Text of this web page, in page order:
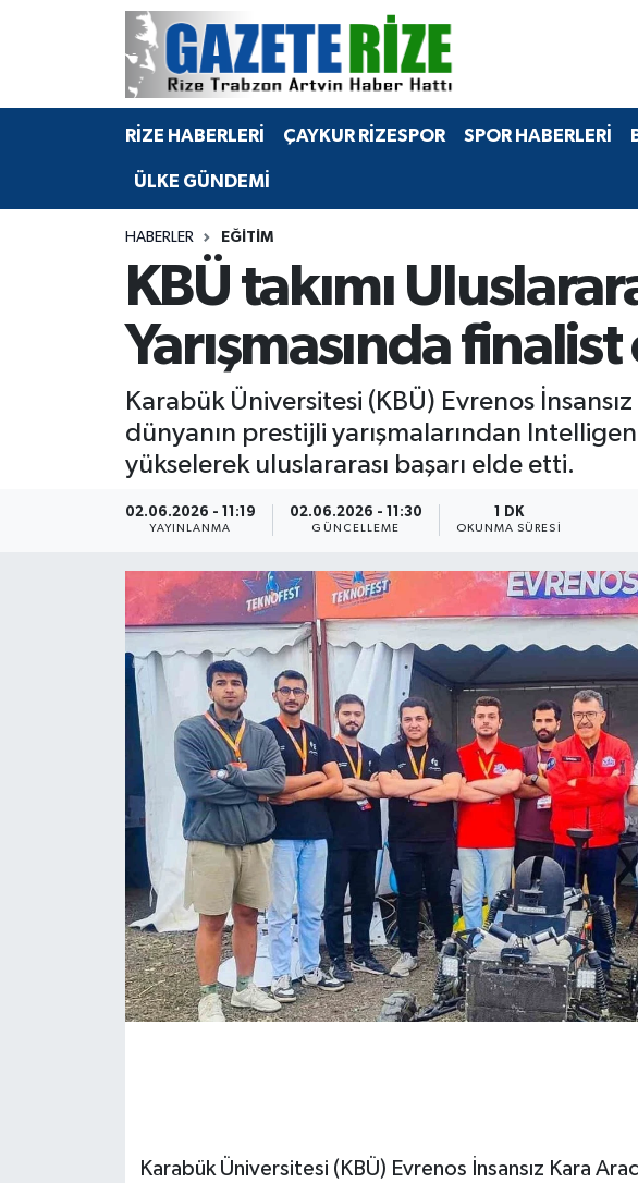
RİZE HABERLERİ ÇAYKUR RİZESPOR SPOR HABERLERİ
ÜLKE GÜNDEMİ
HABERLER EĞİTİM
KBÜ takımı
Yarışmasında
Karabük Üniversitesi (KBÜ) Evrenos
dünyanın prestijli yarışmalarından
yükselerek uluslararası başarı elde etti.
02.06.2026 - 11:19
YAYINLANMA
02.06.2026 - 11:30
GÜNCELLEME
1 DK
OKUNMA SÜRESI
Karabük Üniversitesi (KBÜ) Evrenos İnsansız Kara
BÖLGEMİZ
Bilim Teknoloji
Advertising news
Canlı Maç
Dış Haberler
EKONOMİ
English News
Flaş Haber
Gayrimenkul
Merkez Nöbetçi Eczaneler
Merkez Hava Durumu
Merkez Trafik Yoğunluk Haritası
Tüm Manşetler
Son Dakika Haberleri
Haber Arşivi